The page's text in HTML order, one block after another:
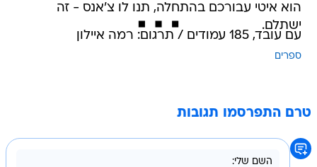
הוא איטי עבורכם בהתחלה, תנו לו צ'אנס - זה
ישתלם.
עם עובד, 185 עמודים / תרגום: רמה איילון
ספרים
טרם התפרסמו תגובות